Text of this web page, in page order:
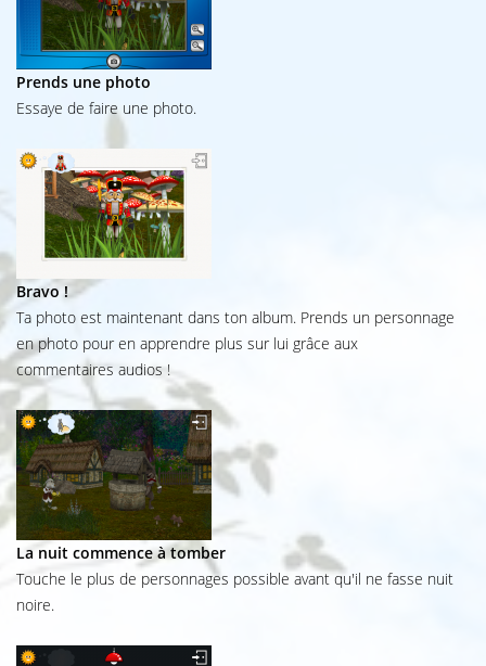
Prends une photo
Essaye de faire une photo.
Bravo !
Ta photo est maintenant dans ton album. Prends un personnage
en photo pour en apprendre plus sur lui grâce aux
commentaires audios !
La nuit commence à tomber
Touche le plus de personnages possible avant qu'il ne fasse nuit
noire.